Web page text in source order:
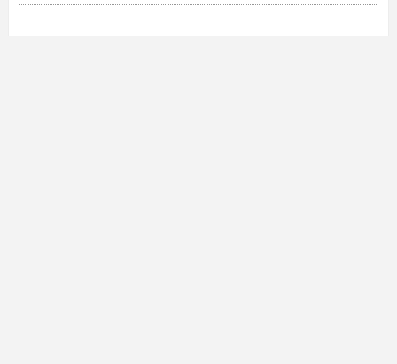
Ljuskälla
120 st LED